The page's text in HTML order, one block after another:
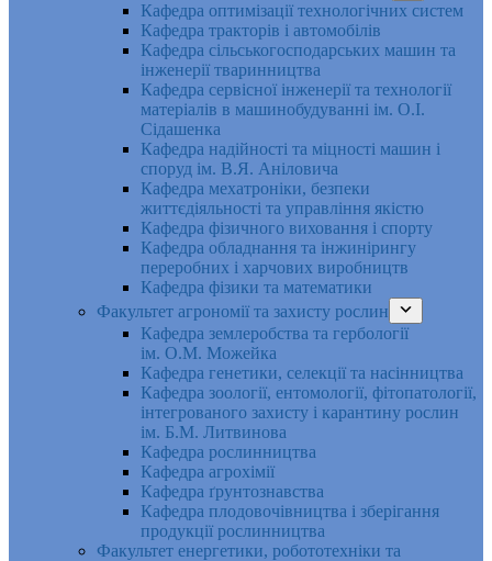
Кафедра оптимізації технологічних систем
Кафедра тракторів і автомобілів
Кафедра сільськогосподарських машин та
інженерії тваринництва
Кафедра cервісної інженерії та технології
матеріалів в машинобудуванні ім. О.І.
Сідашенка
Кафедра надійності та міцності машин і
споруд ім. В.Я. Аніловича
Кафедра мехатроніки, безпеки
життєдіяльності та управління якістю
Кафедра фізичного виховання і спорту
Кафедра обладнання та інжинірингу
переробних і харчових виробництв
Кафедра фізики та математики
Факультет агрономії та захисту рослин
Кафедра землеробства та гербології
ім. О.М. Можейка
Кафедра генетики, селекції та насінництва
Кафедра зоології, ентомології, фітопатології,
інтегрованого захисту і карантину рослин
ім. Б.М. Литвинова
Кафедра рослинництва
Кафедра агрохімії
Кафедра ґрунтознавства
Кафедра плодовочівництва і зберігання
продукції рослинництва
Факультет енергетики, робототехніки та